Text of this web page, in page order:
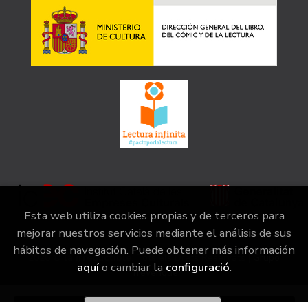
2026 ©la irreductible . Tots els Drets Reservats |Grupo
Trevenque
Esta web utiliza cookies propias y de terceros para
mejorar nuestros servicios mediante el análisis de sus
hábitos de navegación. Puede obtener más información
aquío cambiar la configuració.